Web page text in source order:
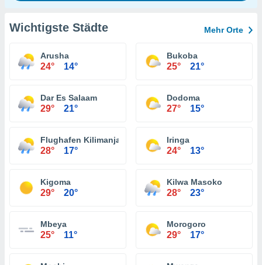
Wichtigste Städte Mehr Orte
Arusha
24° 14°
Bukoba
25° 21°
Dar Es Salaam
29° 21°
Dodoma
27° 15°
Flughafen Kilimanjaro International
28° 17°
Iringa
24° 13°
Kigoma
29° 20°
Kilwa Masoko
28° 23°
Mbeya
25° 11°
Morogoro
29° 17°